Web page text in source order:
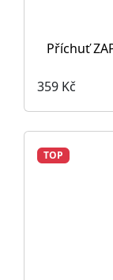
Příchuť
359 Kč
TOP